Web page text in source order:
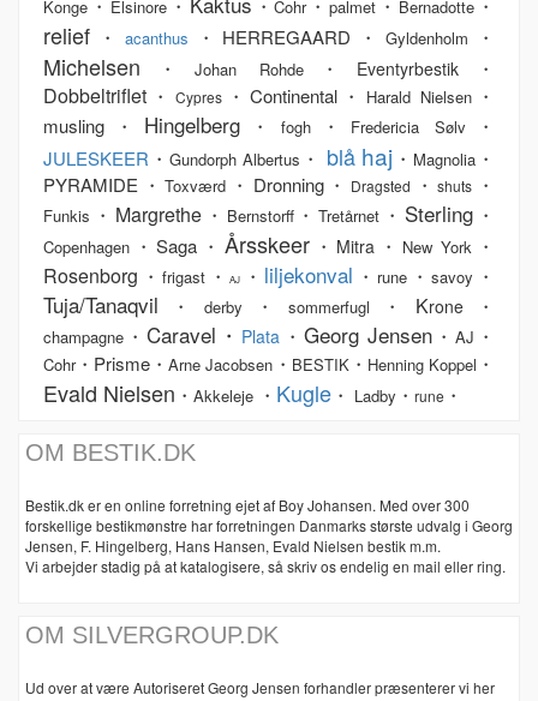
Konge ・ Elsinore・ ・Cohr・palmet ・ Bernadotte ・
relief ・ acanthus ・HERREGAARD・Gyldenholm ・
Michelsen ・ Johan Rohde・ Eventyrbestik ・
Dobbeltriflet ・ Cypres・Continental・ Harald Nielsen・
musling・ Hingelberg ・ fogh・ Fredericia Sølv・
JULESKEER ・ Gundorph Albertus ・ blå haj ・ Magnolia ・
PYRAMIDE・Toxværd ・Dronning・ Dragsted ・shuts ・
Funkis ・ Margrethe・ Bernstorff・Tretårnet ・ Sterling ・
Copenhagen ・Saga・ Årsskeer・ Mitra ・ New York ・
Rosenborg ・frigast ・AJ ・ liljekonval ・ rune ・savoy ・
Tuja/Tanaqvil ・ derby ・ sommerfugl ・ Krone・
champagne ・Caravel・ Plata ・ Georg Jensen・ AJ ・
Cohr・Prisme・Arne Jacobsen ・ BESTIK・ Henning Koppel ・
Evald Nielsen ・ Akkeleje ・ Kugle ・ Ladby ・ rune ・
OM BESTIK.DK
Bestik.dk er en online forretning ejet af Boy Johansen. Med over 300
forskellige bestikmønstre har forretningen Danmarks største udvalg i Georg
Jensen, F. Hingelberg, Hans Hansen, Evald Nielsen bestik m.m.
Vi arbejder stadig på at katalogisere, så skriv os endelig en mail eller ring.
OM SILVERGROUP.DK
Ud over at være Autoriseret Georg Jensen forhandler præsenterer vi her